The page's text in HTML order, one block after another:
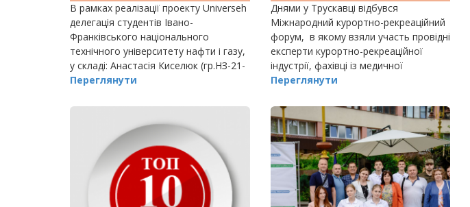
В рамках реалізації проекту Universeh
делегація студентів Івано-
Франківського національного
технічного університету нафти і газу,
у складі: Анастасія Киселюк (гр.НЗ-21-
1, ІПНТ), Мар‘яна Рачкевич
Переглянути
Днями у Трускавці відбувся
Міжнародний курортно-рекреаційний
форум, в якому взяли участь провідні
експерти курортно-рекреаційної
індустрії, фахівці із медичної
реабілітації та курортології,
Переглянути